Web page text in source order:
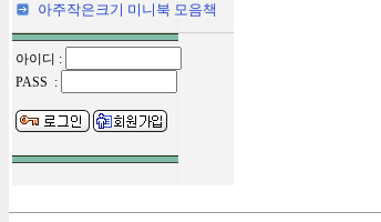
아주작은크기 미니북 모음책
아이디 :
PASS :